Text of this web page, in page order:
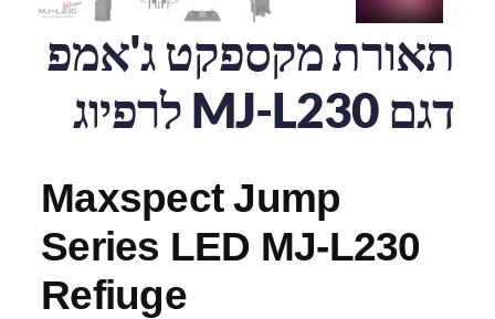
תאורת מקספקט ג'אמפ
דגם MJ-L230 לרפיוג
Maxspect Jump
Series LED MJ-L230
Refiuge